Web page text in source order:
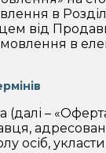
в
від
в
(далі –
осіб,